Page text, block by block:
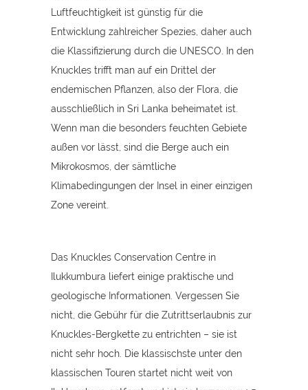
Luftfeuchtigkeit ist günstig für die
Entwicklung zahlreicher Spezies, daher auch
die Klassifizierung durch die UNESCO. In den
Knuckles trifft man auf ein Drittel der
endemischen Pflanzen, also der Flora, die
ausschließlich in Sri Lanka beheimatet ist.
Wenn man die besonders feuchten Gebiete
außen vor lässt, sind die Berge auch ein
Mikrokosmos, der sämtliche
Klimabedingungen der Insel in einer einzigen
Zone vereint.
Das Knuckles Conservation Centre in
Ilukkumbura liefert einige praktische und
geologische Informationen. Vergessen Sie
nicht, die Gebühr für die Zutrittserlaubnis zur
Knuckles-Bergkette zu entrichten – sie ist
nicht sehr hoch. Die klassischste unter den
klassischen Touren startet nicht weit von